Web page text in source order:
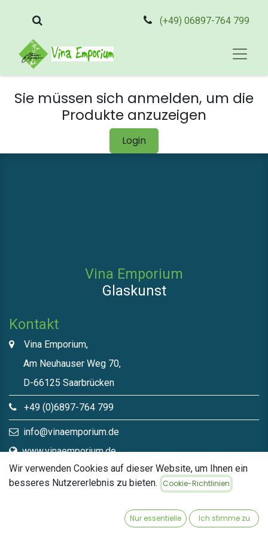
(+49) 06897-764 799
Sie müssen sich anmelden, um die
Produkte anzuzeigen
Login
Vina Emporium
Glaskunst
Kontakt
Vina Emporium,
Am Neuhauser Weg 70,
D-66125 Saarbrücken
+49 (0)6897-764 799
info@vinaemporium.de
www.vinaemporium.de
Direktlinks​
Wir verwenden Cookies auf dieser Website, um Ihnen ein
besseres Nutzererlebnis zu bieten.
Cookie-Richtlinien
Nur essentielle Ich stimme zu